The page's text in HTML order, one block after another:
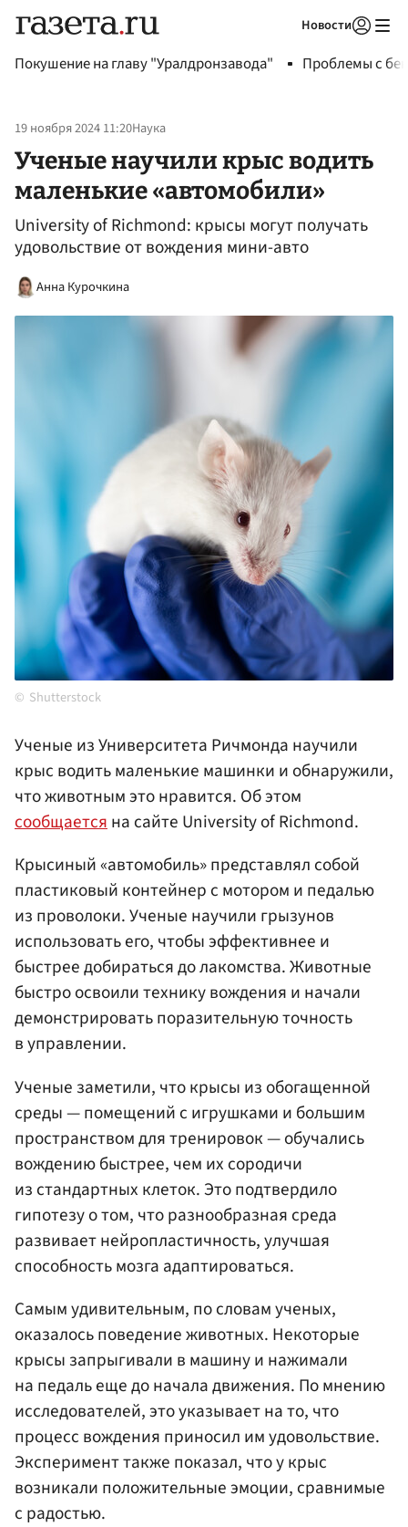
Новости
Покушение на главу "Уралдронзавода" Проблемы с
19 ноября 2024 11:20Наука
Ученые научили крыс водить
маленькие «автомобили»
University of Richmond: крысы могут получать
удовольствие от вождения мини-авто
Анна Курочкина
Shutterstock
Ученые из Университета Ричмонда научили
крыс водить маленькие машинки и обнаружили,
что животным это нравится. Об этом
сообщаетсяна сайте University of Richmond.
Крысиный «автомобиль» представлял собой
пластиковый контейнер с мотором и педалью
из проволоки. Ученые научили грызунов
использовать его, чтобы эффективнее и
быстрее добираться до лакомства. Животные
быстро освоили технику вождения и начали
демонстрировать поразительную точность
в управлении.
Ученые заметили, что крысы из обогащенной
среды — помещений с игрушками и большим
пространством для тренировок — обучались
вождению быстрее, чем их сородичи
из стандартных клеток. Это подтвердило
гипотезу о том, что разнообразная среда
развивает нейропластичность, улучшая
способность мозга адаптироваться.
Самым удивительным, по словам ученых,
оказалось поведение животных. Некоторые
крысы запрыгивали в машину и нажимали
на педаль еще до начала движения. По мнению
исследователей, это указывает на то, что
процесс вождения приносил им удовольствие.
Эксперимент также показал, что у крыс
возникали положительные эмоции, сравнимые
с радостью.